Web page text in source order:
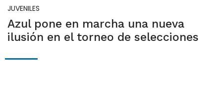
JUVENILES
Azul pone en marcha una nueva
ilusión en el torneo de selecciones